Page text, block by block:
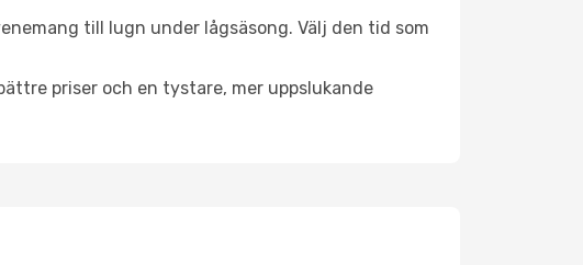
till lugn under lågsäsong. Välj den tid som
priser och en tystare, mer uppslukande